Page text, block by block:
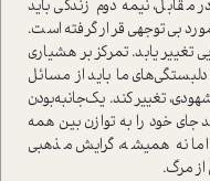
مقابل، نیمه دوم زندگی باید
بی‌توجهی قرار گرفته است.
تغییر یابد. تمرکز بر هشیاری
ما باید از مسائل
تغییر کند. یک‌جانبه‌بودن
خود را به توازن بین همه
نه همیشه، گرایش مذهبی
از مرگ.